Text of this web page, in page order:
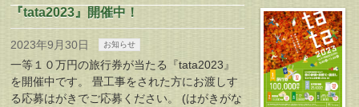
『tata2023』開催中！
2023年9月30日 お知らせ
一等１０万円の旅行券が当たる『tata2023』
を開催中です。 畳工事をされた方にお渡しす
る応募はがきでご応募ください。 (はがきがな